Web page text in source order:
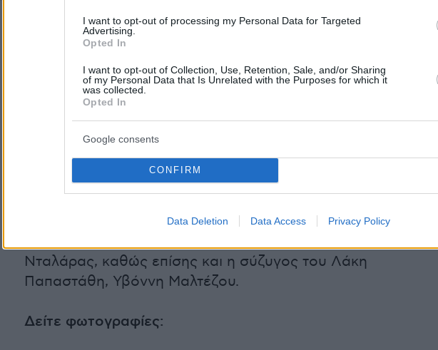
I want to opt-out of processing my Personal Data for Targeted
Advertising.
Opted In
I want to opt-out of Collection, Use, Retention, Sale, and/or Sharing
of my Personal Data that Is Unrelated with the Purposes for which it
was collected.
Opted In
Google consents
CONFIRM
Data Deletion Data Access Privacy Policy
Στην εκδήλωση έδωσαν το «παρών», μεταξύ άλλων, η τέως
Πρόεδρος της Δημοκρατίας, Κατερίνα Σακελλαροπούλου, ο
υπουργός Πολιτισμού Λίνα Μενδώνη, ο Ευάγγελος
Νταλάρας, καθώς επίσης και η σύζυγος του Λάκη
Παπαστάθη, Υβόννη Μαλτέζου.
Δείτε φωτογραφίες: